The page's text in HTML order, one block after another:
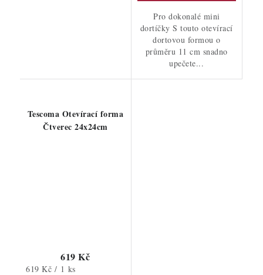
Pro dokonalé mini
dortíčky S touto otevírací
dortovou formou o
průměru 11 cm snadno
upečete...
Tescoma Otevírací forma
Čtverec 24x24cm
619 Kč
Měrná
619 Kč / 1 ks